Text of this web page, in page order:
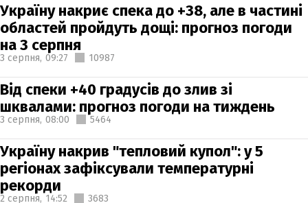
Україну накриє спека до +38, але в частині
областей пройдуть дощі: прогноз погоди
на 3 серпня
3 серпня, 09:27 10987
Від спеки +40 градусів до злив зі
шквалами: прогноз погоди на тиждень
3 серпня, 08:00 5464
Україну накрив "тепловий купол": у 5
регіонах зафіксували температурні
рекорди
2 серпня, 14:52 3683